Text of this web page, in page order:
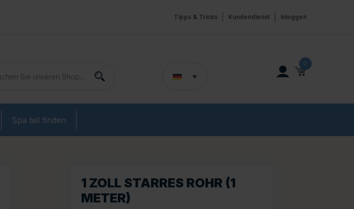
Inloggen
Kundendienst
Tipps & Tricks
0
Spa teil finden
1 ZOLL STARRES ROHR (1
METER)